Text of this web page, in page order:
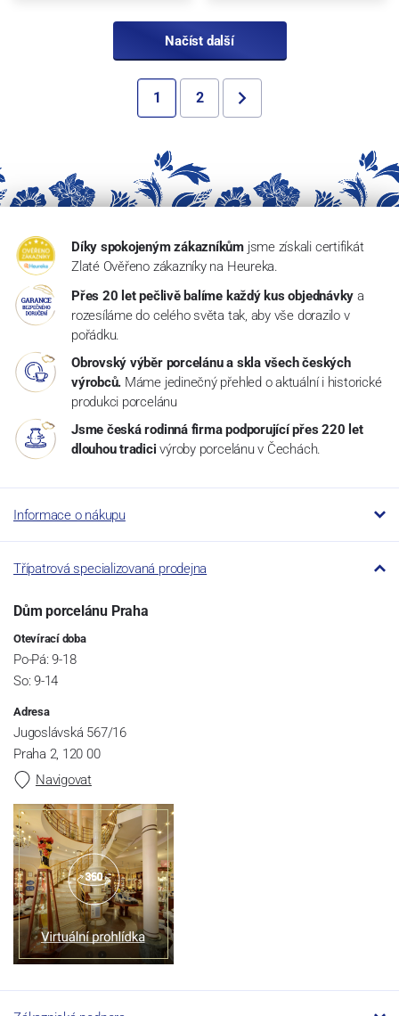
Načíst další
1 2
Díky spokojeným zákazníkům jsme získali certifikát
Zlaté Ověřeno zákazníky na Heureka.
Přes 20 let pečlivě balíme každý kus objednávky a
rozesíláme do celého světa tak, aby vše dorazilo v
pořádku.
Obrovský výběr porcelánu a skla všech českých
výrobců. Máme jedinečný přehled o aktuální i historické
produkci porcelánu
Jsme česká rodinná firma podporující přes 220 let
dlouhou tradici výroby porcelánu v Čechách.
Informace o nákupu
Třípatrová specializovaná prodejna
Dům porcelánu Praha
Otevírací doba
Po-Pá: 9-18
So: 9-14
Adresa
Jugoslávská 567/16
Praha 2, 120 00
Navigovat